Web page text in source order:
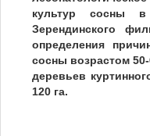
культур сосны в
Зерендинского
определения
сосны возрастом
деревьев
120 га.